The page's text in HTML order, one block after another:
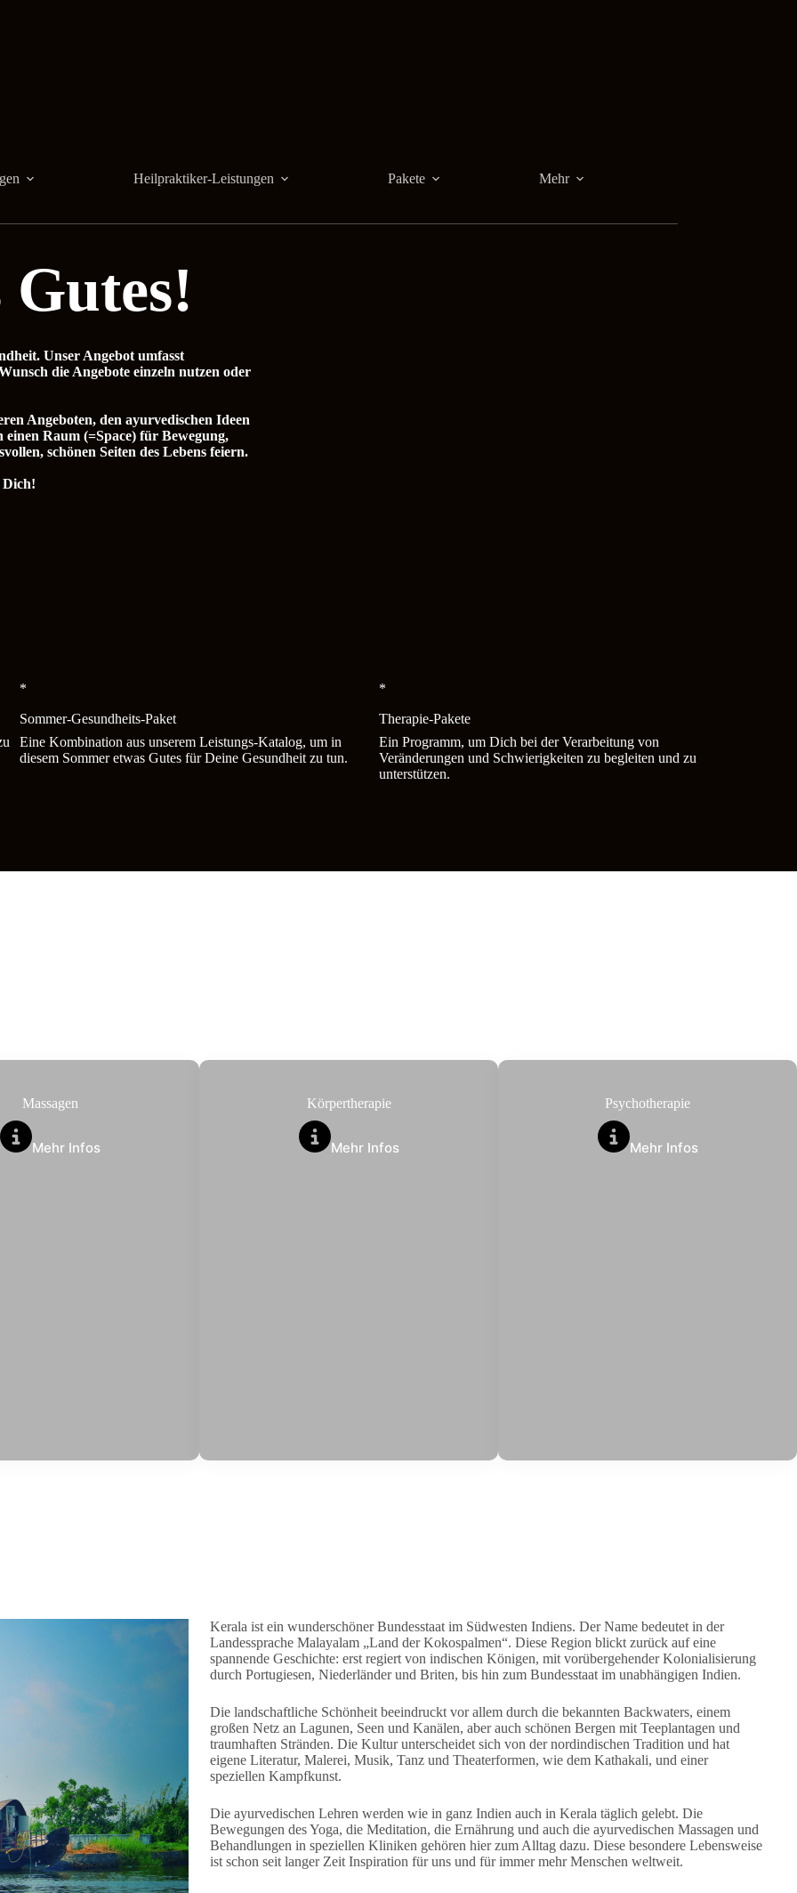
Heilpraktiker-Leistungen Pakete Mehr
Unser Angebot umfasst
die Angebote einzeln nutzen oder
Angeboten, den ayurvedischen Ideen
Raum (=Space) für Bewegung,
schönen Seiten des Lebens feiern.
Dich!
*
Sommer-Gesundheits-Paket
Eine Kombination aus unserem Leistungs-Katalog, um in
diesem Sommer etwas Gutes für Deine Gesundheit zu tun.
*
Therapie-Pakete
Ein Programm, um Dich bei der Verarbeitung von
Veränderungen und Schwierigkeiten zu begleiten und zu
unterstützen.
Massagen
Mehr Infos
Körpertherapie
Mehr Infos
Psychotherapie
Mehr Infos
Kerala ist ein wunderschöner Bundesstaat im Südwesten Indiens. Der Name bedeutet in der
Landessprache Malayalam „Land der Kokospalmen“. Diese Region blickt zurück auf eine
spannende Geschichte: erst regiert von indischen Königen, mit vorübergehender Kolonialisierung
durch Portugiesen, Niederländer und Briten, bis hin zum Bundesstaat im unabhängigen Indien.
Die landschaftliche Schönheit beeindruckt vor allem durch die bekannten Backwaters, einem
großen Netz an Lagunen, Seen und Kanälen, aber auch schönen Bergen mit Teeplantagen und
traumhaften Stränden. Die Kultur unterscheidet sich von der nordindischen Tradition und hat
eigene Literatur, Malerei, Musik, Tanz und Theaterformen, wie dem Kathakali, und einer
speziellen Kampfkunst.
Die ayurvedischen Lehren werden wie in ganz Indien auch in Kerala täglich gelebt. Die
Bewegungen des Yoga, die Meditation, die Ernährung und auch die ayurvedischen Massagen und
Behandlungen in speziellen Kliniken gehören hier zum Alltag dazu. Diese besondere Lebensweise
ist schon seit langer Zeit Inspiration für uns und für immer mehr Menschen weltweit.